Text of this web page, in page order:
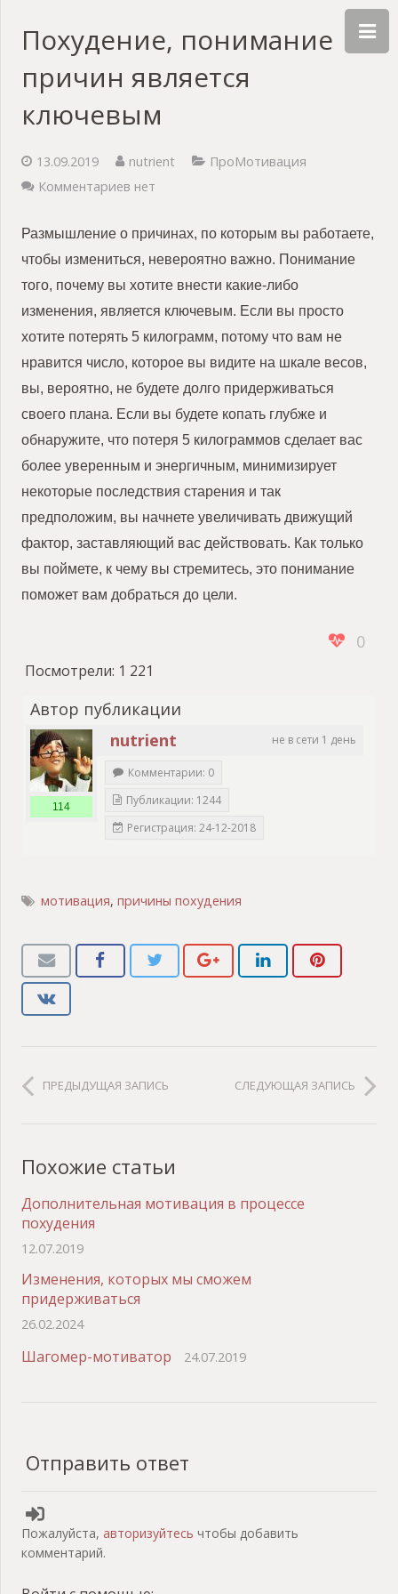
Похудение, понимание
причин является
ключевым
13.09.2019 nutrient
ПроМотивация
Комментариев нет
Размышление о причинах, по которым вы работаете,
чтобы измениться, невероятно важно. Понимание
того, почему вы хотите внести какие-либо
изменения, является ключевым. Если вы просто
хотите потерять 5 килограмм, потому что вам не
нравится число, которое вы видите на шкале весов,
вы, вероятно, не будете долго придерживаться
своего плана. Если вы будете копать глубже и
обнаружите, что потеря 5 килограммов сделает вас
более уверенным и энергичным, минимизирует
некоторые последствия старения и так
предположим, вы начнете увеличивать движущий
фактор, заставляющий вас действовать. Как только
вы поймете, к чему вы стремитесь, это понимание
поможет вам добраться до цели.
0
Посмотрели: 1 221
Автор публикации
не в сети 1 день
nutrient
114
Комментарии: 0
Публикации: 1244
Регистрация: 24-12-2018
мотивация,причины похудения
ПРЕДЫДУЩАЯ ЗАПИСЬ СЛЕДУЮЩАЯ ЗАПИСЬ
Похожие статьи
Дополнительная мотивация в процессе
похудения
12.07.2019
Изменения, которых мы сможем
придерживаться
26.02.2024
Шагомер-мотиватор 24.07.2019
Отправить ответ
Пожалуйста, авторизуйтесь чтобы добавить
комментарий.